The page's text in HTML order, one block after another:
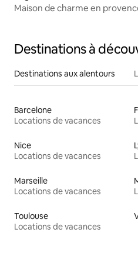
Maison de charme en
Destinations à
Destinations aux alentours
Barcelone
Locations de vacances
Nice
Locations de vacances
Marseille
Locations de vacances
Toulouse
Locations de vacances